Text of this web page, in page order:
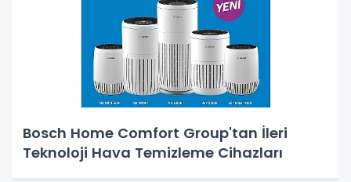
Bosch Home Comfort Group'tan İleri
Teknoloji Hava Temizleme Cihazları